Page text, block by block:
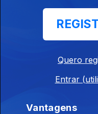
Quero
Entrar
Vantagens